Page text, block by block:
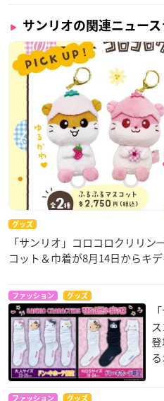
サンリオの関連ニュー
グッズ
「サンリオ」コロコロクリリン
コット＆巾着が8月14日からキ
ファッション グッズ
ファッション グッズ